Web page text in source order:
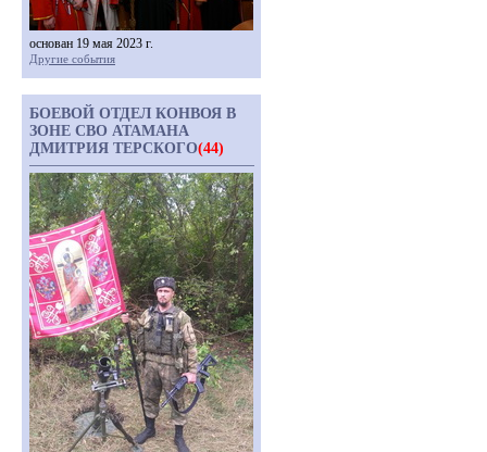
основан 19 мая 2023 г.
Другие события
БОЕВОЙ ОТДЕЛ КОНВОЯ В
ЗОНЕ СВО АТАМАНА
ДМИТРИЯ ТЕРСКОГО(44)